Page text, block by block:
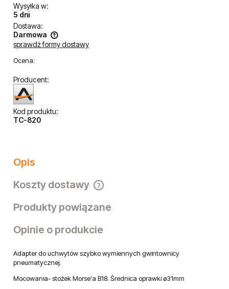
Wysyłka w:
5 dni
Dostawa:
Darmowa
Cena nie zawiera ewentualnych kosztów płatności
sprawdź formy dostawy
Ocena:
Producent:
Kod produktu:
TC-820
Opis
Koszty dostawy
Cena nie zawiera ewentualnych kosztów płatności
Produkty powiązane
Opinie o produkcie
Adapter do uchwytów szybko wymiennych gwintownicy
pneumatycznej.
Mocowania- stożek Morse'a B18. Średnica oprawki ø31mm